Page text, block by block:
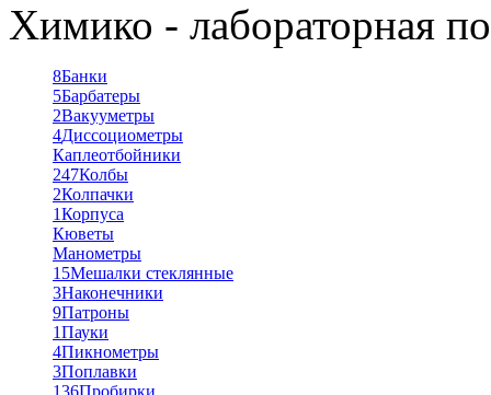
Химико - лабораторная
8Банки
5Барбатеры
2Вакууметры
4Диссоциометры
Каплеотбойники
247Колбы
2Колпачки
1Корпуса
Кюветы
Манометры
15Мешалки стеклянные
3Наконечники
9Патроны
1Пауки
4Пикнометры
3Поплавки
136Пробирки